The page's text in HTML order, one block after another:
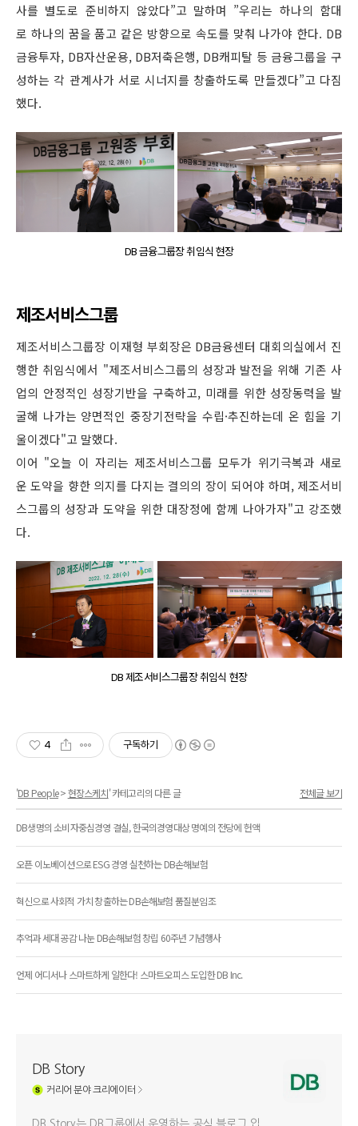
사를 별도로 준비하지 않았다”고 말하며 ”우리는 하나의 함대
로 하나의 꿈을 품고 같은 방향으로 속도를 맞춰 나가야 한다. DB
금융투자, DB자산운용, DB저축은행, DB캐피탈 등 금융그룹을 구
성하는 각 관계사가 서로 시너지를 창출하도록 만들겠다”고 다짐
했다.
DB 금융그룹장 취임식 현장
제조서비스그룹
제조서비스그룹장 이재형 부회장은 DB금융센터 대회의실에서 진
행한 취임식에서 "제조서비스그룹의 성장과 발전을 위해 기존 사
업의 안정적인 성장기반을 구축하고, 미래를 위한 성장동력을 발
굴해 나가는 양면적인 중장기전략을 수립·추진하는데 온 힘을 기
울이겠다"고 말했다.
이어 "오늘 이 자리는 제조서비스그룹 모두가 위기극복과 새로
운 도약을 향한 의지를 다지는 결의의 장이 되어야 하며, 제조서비
스그룹의 성장과 도약을 위한 대장정에 함께 나아가자"고 강조했
다.
DB 제조서비스그룹장 취임식 현장
4 구독하기
'DB People>현장스케치' 카테고리의 다른 글
DB생명의 소비자중심경영 결실, 한국의경영대상 명예의 전당에 헌액
오픈 이노베이션으로 ESG 경영 실천하는 DB손해보험
혁신으로 사회적 가치 창출하는 DB손해보험 품질분임조
추억과 세대 공감 나눈 DB손해보험 창립 60주년 기념행사
언제 어디서나 스마트하게 일한다! 스마트오피스 도입한 DB Inc.
전체글 보기
DB Story
커리어 분야 크리에이터
DB Story는 DB그룹에서 운영하는 공식 블로그 입